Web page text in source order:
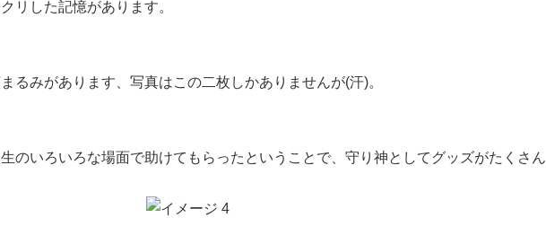
リした記憶があります。
るみがあります、 写真はこの二枚しかありませんが(汗)。
のいろいろな場面で助けてもらったということで、守り神としてグッズがたくさん